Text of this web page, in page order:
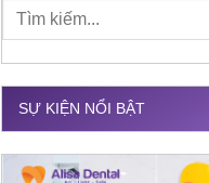
SỰ KIỆN NỔI BẬT